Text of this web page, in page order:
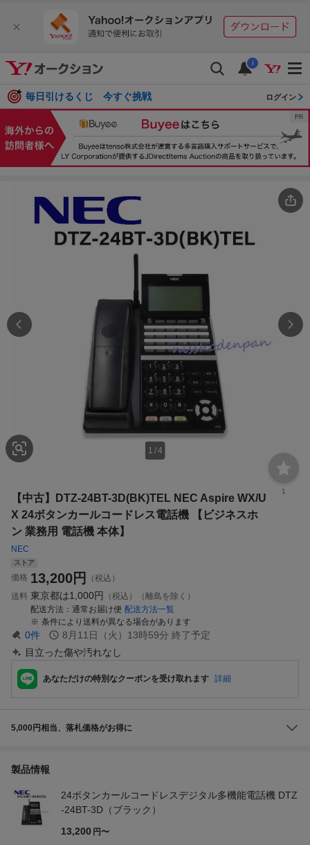
i
毎日引けるくじ 今すぐ挑戦 ログイン
1 /4
1
【中古】DTZ-24BT-3D(BK)TEL NEC Aspire WX/U
X 24ボタンカールコードレス電話機 【ビジネスホ
ン 業務用 電話機 本体】
NEC
ストア
価格 13,200円
（税込）
送料 東京都は1,000円
（税込）（離島を除く）
配送方法
通常お届け便 配送方法一覧
条件により送料が異なる場合があります
0件 8月11日（火）13時59分 終了予定
目立った傷や汚れなし
あなただけの特別なクーポンを受け取れます 詳細
5,000円相当、落札価格がお得に
製品情報
24ボタンカールコードレスデジタル多機能電話機 DTZ
-24BT-3D（ブラック）
13,200 円〜